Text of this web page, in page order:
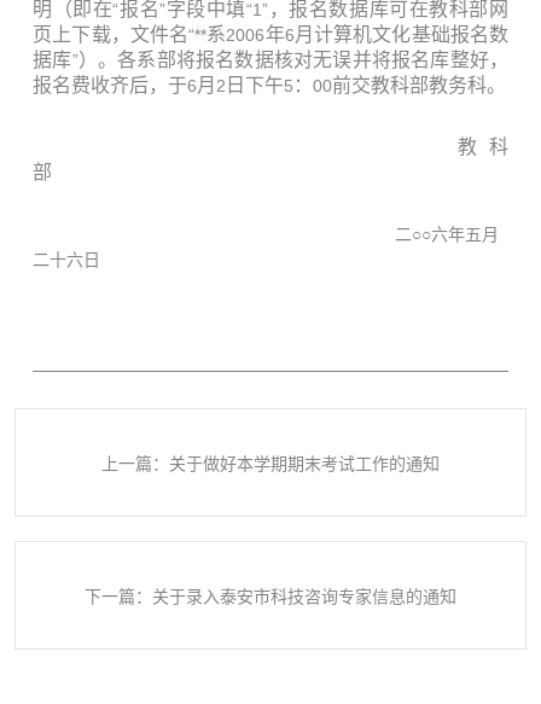
明（即在“报名”字段中填“1” ，报名数据库可在教科部网
页上下载，文件名“**系2006年6月计算机文化基础报名数
据库”）。各系部将报名数据核对无误并将报名库整好，
报名费收齐后，于6月 2 日下午5 ：00前交教科部教务科。
教 科
部
二○○六年五月
二十六日
上一篇：关于做好本学期期末考试工作的通知
下一篇：关于录入泰安市科技咨询专家信息的通知